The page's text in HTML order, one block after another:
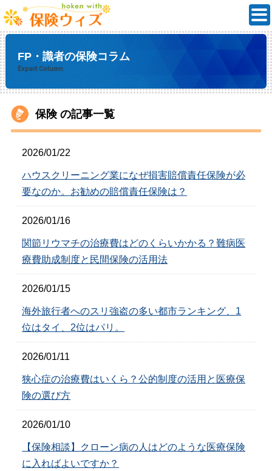
FP・識者の保険コラム
Expart Column
保険 の記事一覧
2026/01/22
ハウスクリーニング業になぜ損害賠償責任保険が必
要なのか。お勧めの賠償責任保険は？
2026/01/16
関節リウマチの治療費はどのくらいかかる？難病医
療費助成制度と民間保険の活用法
2026/01/15
海外旅行者へのスリ強盗の多い都市ランキング、1
位はタイ、2位はパリ。
2026/01/11
狭心症の治療費はいくら？公的制度の活用と医療保
険の選び方
2026/01/10
【保険相談】クローン病の人はどのような医療保険
に入ればよいですか？